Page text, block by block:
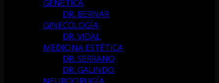
GENÉTICA
DR. BERNAR
GINECOLOGÍA
DR. VIDAL
MEDICINA ESTÉTICA
DR. SERRANO
DR. GALINDO